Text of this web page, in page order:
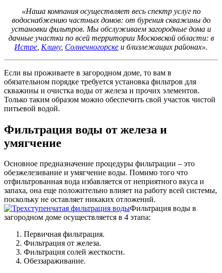
«Наша компания осуществляет весь спектр услуг по
водоснабжению частных домов: от бурения скважины до
установки фильтров. Мы обслуживаем загородные дома и
дачные участки по всей территории Московской области: в
Истре Клину, Солнечногорске и близлежащих районах».
Если вы проживаете в загородном доме, то вам в
обязательном порядке требуется установка фильтров для
скважины и очистка воды от железа и прочих элементов.
Только таким образом можно обеспечить свой участок чистой
питьевой водой.
Фильтрация воды от железа и
умягчение
Основное предназначение процедуры фильтрации – это
обезжелезивание и умягчение воды. Помимо того что
отфильтрованная вода избавляется от неприятного вкуса и
запаха, она еще положительно влияет на работу всей системы,
поскольку не оставляет никаких отложений.
Фильтрация воды в
загородном доме осуществляется в 4 этапа:
Первичная фильтрация.
Фильтрация от железа.
Фильтрация солей жесткости.
Обеззараживание.